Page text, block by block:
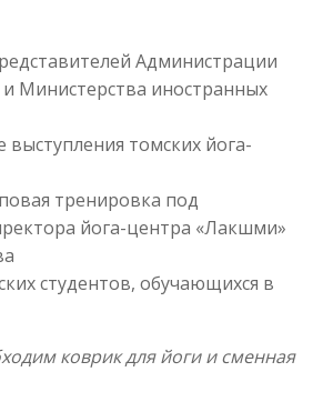
Администрации
Министерства иностранных
выступления томских йога-
тренировка под
йога-центра «Лакшми»
студентов, обучающихся в
коврик для йоги и сменная